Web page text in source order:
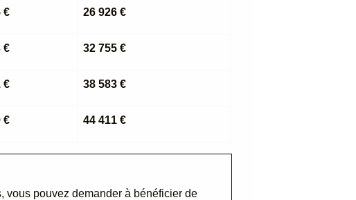
€ 26 926 €
€ 32 755 €
€ 38 583 €
€ 44 411 €
vous pouvez demander à bénéficier de